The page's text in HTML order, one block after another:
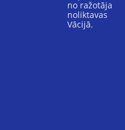
no ražotāja
noliktavas
Vācijā.